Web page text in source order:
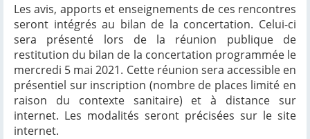
Les avis, apports et enseignements de ces rencontres
seront intégrés au bilan de la concertation. Celui-ci
sera présenté lors de la réunion publique de
restitution du bilan de la concertation programmée le
mercredi 5 mai 2021. Cette réunion sera accessible en
présentiel sur inscription (nombre de places limité en
raison du contexte sanitaire) et à distance sur
internet. Les modalités seront précisées sur le site
internet.